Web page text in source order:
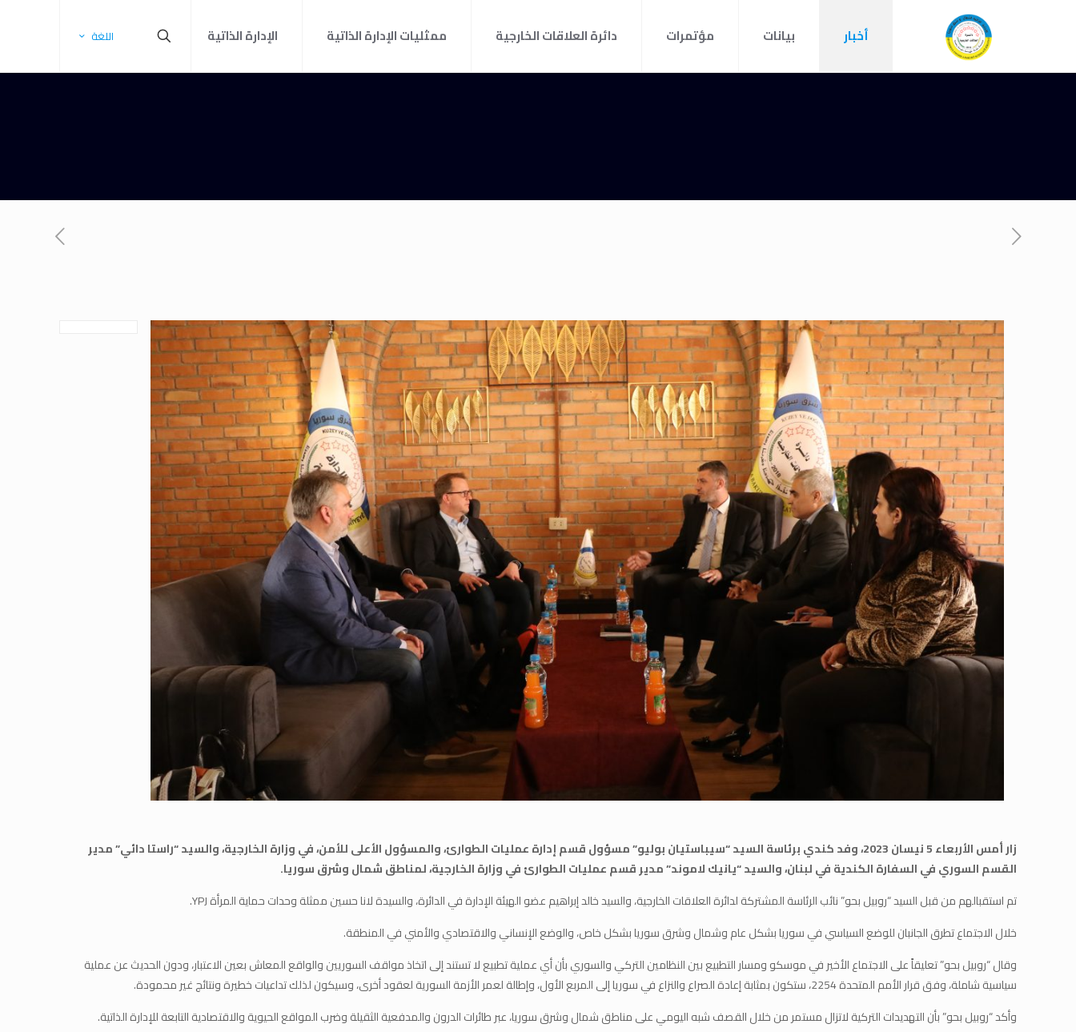
أخبار بيانات مؤتمرات دائرة العلاقات الخارجية ممثليات الإدارة الذاتية الإدارة الذاتية اللغة
زار أمس الأربعاء 5 نيسان 2023، وفد كندي برئاسة السيد “سيباستيان بوليو” مسؤول قسم إدارة عمليات الطوارئ، والمسؤول الأعلى للأمن، في وزارة الخارجية، والسيد “راستا دائي” مدير
القسم السوري في السفارة الكندية في لبنان، والسيد “يانيك لاموند” مدير قسم عمليات الطوارئ في وزارة الخارجية، لمناطق شمال وشرق سوريا.
تم استقبالهم من قبل السيد “روبيل بحو” نائب الرئاسة المشتركة لدائرة العلاقات الخارجية، والسيد خالد إبراهيم عضو الهيئة الإدارة في الدائرة، والسيدة لانا حسين ممثلة وحدات حماية المرأة YPJ.
خلال الاجتماع تطرق الجانبان للوضع السياسي في سوريا بشكل عام وشمال وشرق سوريا بشكل خاص، والوضع الإنساني والاقتصادي والأمني في المنطقة.
وقال “روبيل بحو” تعليقاً على الاجتماع الأخير في موسكو ومسار التطبيع بين النظامين التركي والسوري بأن أي عملية تطبيع لا تستند إلى اتخاذ مواقف السوريين والواقع المعاش بعين الاعتبار، ودون الحديث عن عملية
سياسية شاملة، وفق قرار الأمم المتحدة 2254، ستكون بمثابة إعادة الصراع والنزاع في سوريا إلى المربع الأول، وإطالة لعمر الأزمة السورية لعقود أخرى، وسيكون لذلك تداعيات خطيرة ونتائج غير محمودة.
وأكد “روبيل بحو” بأن التهديدات التركية لاتزال مستمر من خلال القصف شبه اليومي على مناطق شمال وشرق سوريا، عبر طائرات الدرون والمدفعية الثقيلة وضرب المواقع الحيوية والاقتصادية التابعة للإدارة الذاتية.